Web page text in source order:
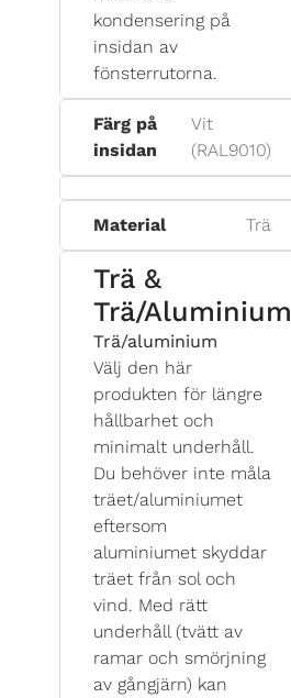
kondensering på
insidan av
fönsterrutorna.
Färg på
insidan
Vit
(RAL9010)
Material Trä
Trä &
Trä/Aluminium
Trä/aluminium
Välj den här
produkten för längre
hållbarhet och
minimalt underhåll.
Du behöver inte måla
träet/aluminiumet
eftersom
aluminiumet skyddar
träet från sol och
vind. Med rätt
underhåll (tvätt av
ramar och smörjning
av gångjärn) kan